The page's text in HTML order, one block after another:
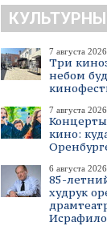
7 августа 2026
Три
небом
7 августа 2026
кино:
6 августа 2026
85-
худрук